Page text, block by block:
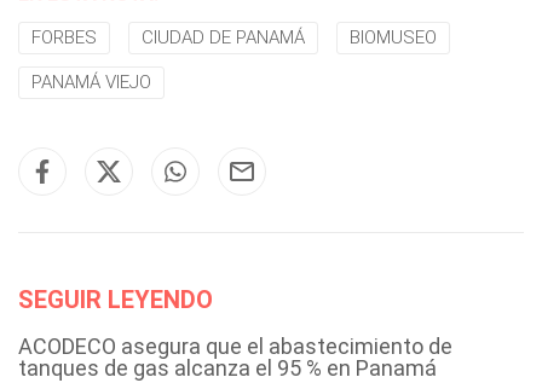
FORBES CIUDAD DE PANAMÁ BIOMUSEO
PANAMÁ VIEJO
SEGUIR LEYENDO
ACODECO asegura que el abastecimiento de
tanques de gas alcanza el 95 % en Panamá